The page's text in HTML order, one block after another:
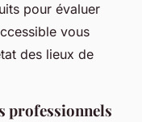
pour évaluer
vous
des lieux de
professionnels